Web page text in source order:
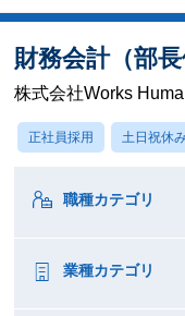
財務会計（部長
株式会社Works
正社員採用 土日祝休
職種カテゴリ
業種カテゴリ